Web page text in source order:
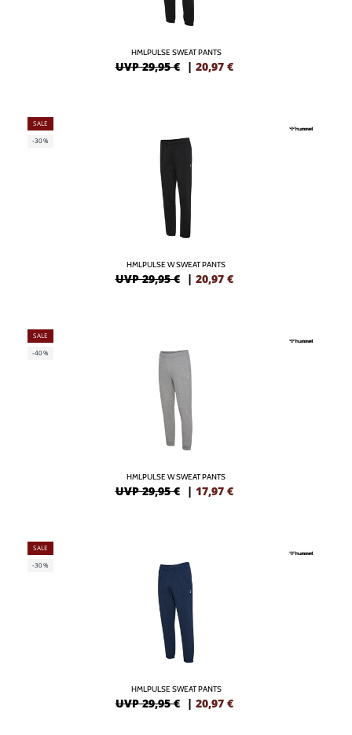
HMLPULSE SWEAT PANTS
UVP 29,95 € | 20,97 €
SALE
-30%
HMLPULSE W SWEAT PANTS
UVP 29,95 € | 20,97 €
SALE
-40%
HMLPULSE W SWEAT PANTS
UVP 29,95 € | 17,97 €
SALE
-30%
HMLPULSE SWEAT PANTS
UVP 29,95 € | 20,97 €